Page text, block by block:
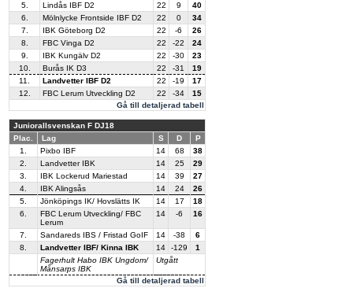
Gå till detaljerad tabell
5.
Lindås IBF D2 22 9
40
6.
Mölnlycke Frontside IBF D2 22 0
34
7.
IBK Göteborg D2 22 -6
26
8.
FBC Vinga D2 22 -22
24
9.
IBK Kungälv D2 22 -30
23
10.
Burås IK D3 22 -31
19
11.
Landvetter IBF D2 22 -19
17
12.
FBC Lerum Utveckling D2 22 -34 15
Juniorallsvenskan F DJ18
Plac.
Lag S D P
Gå till detaljerad tabell
1. Pixbo IBF 14 68
38
2.
Landvetter IBK 14 25
29
3.
IBK Lockerud Mariestad 14 39
27
4.
IBK Alingsås 14 24
26
5.
Jönköpings IK/ Hovslätts IK 14 17
18
6.
FBC Lerum Utveckling/ FBC
Lerum
14 -6 16
7. Sandareds IBS / Fristad GoIF 14 -38
6
8.
Landvetter IBF/ Kinna IBK 14 -129
1
Fagerhult Habo IBK Ungdom/
Månsarps IBK
Utgått